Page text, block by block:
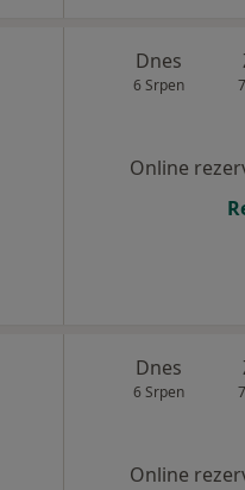
Dnes
6 Srpen
Online
Dnes
6 Srpen
Online